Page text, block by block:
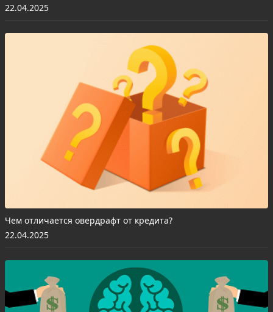
22.04.2025
Чем отличается овердрафт от кредита?
22.04.2025